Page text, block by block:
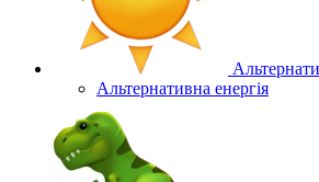
Альтернативна енергія